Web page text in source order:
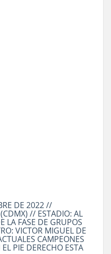
DE 2022 //
// ESTADIO: AL
LA FASE DE GRUPOS
VICTOR MIGUEL DE
CAMPEONES
PIE DERECHO ESTA